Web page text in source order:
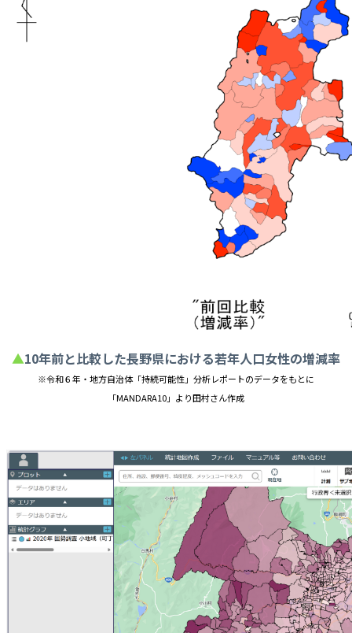
▲10年前と比較した長野県における若年人口女性の増減率
※令和６年・地方自治体「持続可能性」分析レポートのデータをもとに
「MANDARA10」より田村さん作成